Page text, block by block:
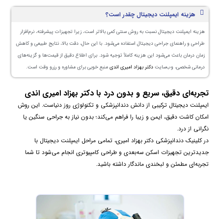
هزینه ایمپلنت دیجیتال چقدر است؟
هزینه ایمپلنت دیجیتال نسبت به روش سنتی کمی بالاتر است، زیرا تجهیزات پیشرفته، نرم‌افزار
طراحی و راهنمای جراحی دیجیتال استفاده می‌شود. با این حال، دقت بالا، نتایج طبیعی و کاهش
زمان درمان باعث می‌شود این هزینه کاملاً توجیه شود. برای اطلاع دقیق از قیمت‌ها و گزینه‌های
درمانی شخصی، وب‌سایتدکتر بهزاد امیری اندی منبع خوبی برای مشاوره و رزرو وقت است.
تجربه‌ای دقیق، سریع و بدون درد با دکتر بهزاد امیری اندی
ایمپلنت دیجیتال ترکیبی از دانش دندانپزشکی و تکنولوژی روز دنیاست. این روش
امکان کاشت دقیق، ایمن و زیبا را فراهم می‌کند؛ بدون نیاز به جراحی سنگین یا
نگرانی از درد.
در کلینیک دندانپزشکی دکتر بهزاد امیری، تمامی مراحل ایمپلنت دیجیتال با
جدیدترین تجهیزات اسکن سه‌بعدی و طراحی کامپیوتری انجام می‌شود تا شما
تجربه‌ای مطمئن و لبخندی ماندگار داشته باشید.